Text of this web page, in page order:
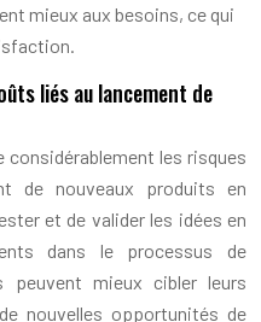
mieux aux besoins, ce qui
liés au lancement de
les risques
de nouveaux produits en
et de valider les idées en
dans le processus de
peuvent mieux cibler leurs
nouvelles opportunités de